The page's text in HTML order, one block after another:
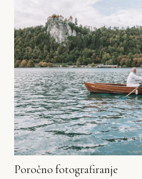
Poročno fotografiranje